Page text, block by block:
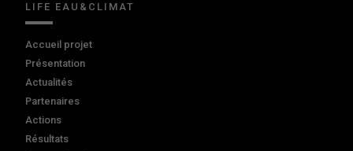
LIFE EAU&CLIMAT
Accueil projet
Présentation
Actualités
Partenaires
Actions
Résultats